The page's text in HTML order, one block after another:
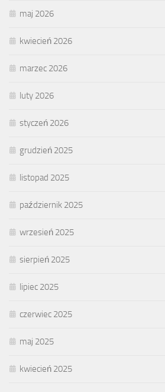
maj 2026
kwiecień 2026
marzec 2026
luty 2026
styczeń 2026
grudzień 2025
listopad 2025
październik 2025
wrzesień 2025
sierpień 2025
lipiec 2025
czerwiec 2025
maj 2025
kwiecień 2025